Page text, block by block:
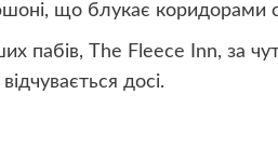
що блукає коридорами
пабів, The Fleece Inn, за
досі.